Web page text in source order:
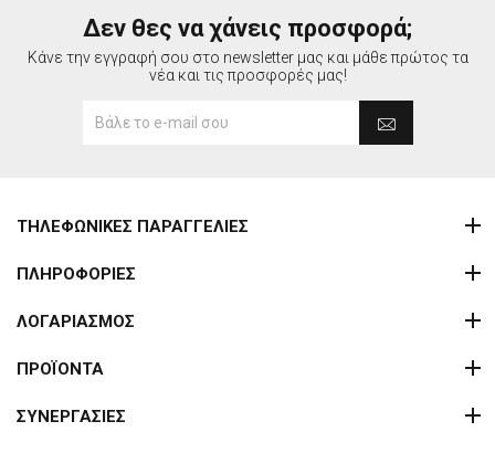
Δεν θες να χάνεις προσφορά;
Κάνε την εγγραφή σου στο newsletter μας και μάθε πρώτος τα
νέα και τις προσφορές μας!
ΤΗΛΕΦΩΝΙΚΕΣ ΠΑΡΑΓΓΕΛΙΕΣ
ΠΛΗΡΟΦΟΡΙΕΣ
ΛΟΓΑΡΙΑΣΜΟΣ
ΠΡΟΪΟΝΤΑ
ΣΥΝΕΡΓΑΣΙΕΣ